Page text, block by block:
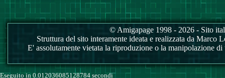
© Amigapage 1998 - 2026 - Sito
Struttura del sito interamente ideata e realizzata da
E' assolutamente vietata la riproduzione o la manipolazione
Eseguito in 0.012036085128784 secondi